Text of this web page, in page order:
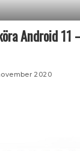
Android
2020